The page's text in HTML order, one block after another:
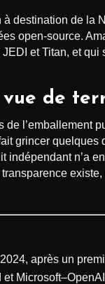
destination de la
open-source.
et Titan, et
vue de
de l’emballement
grincer
indépendant n’a
après un